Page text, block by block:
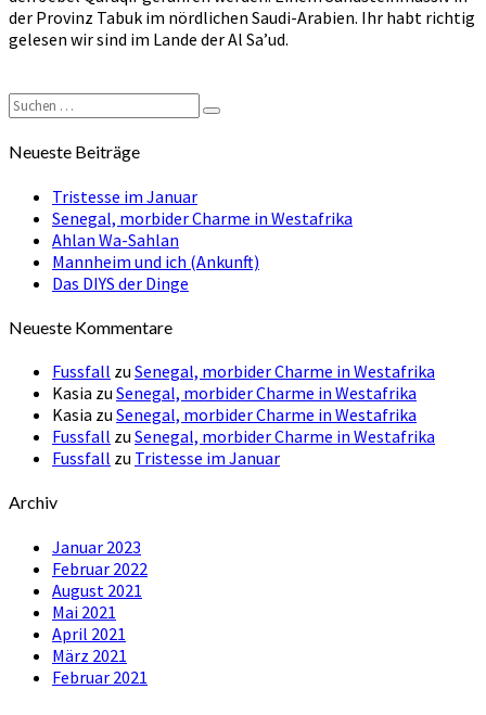
der Provinz Tabuk im nördlichen Saudi-Arabien. Ihr habt richtig
gelesen wir sind im Lande der Al Sa’ud.
Suchen
nach:
Suchen
Neueste Beiträge
Tristesse im Januar
Senegal, morbider Charme in Westafrika
Ahlan Wa-Sahlan
Mannheim und ich (Ankunft)
Das DIYS der Dinge
Neueste Kommentare
Fussfall zu Senegal, morbider Charme in Westafrika
Kasia zu Senegal, morbider Charme in Westafrika
Kasia zu Senegal, morbider Charme in Westafrika
Fussfall zu Senegal, morbider Charme in Westafrika
Fussfall zu Tristesse im Januar
Archiv
Januar 2023
Februar 2022
August 2021
Mai 2021
April 2021
März 2021
Februar 2021